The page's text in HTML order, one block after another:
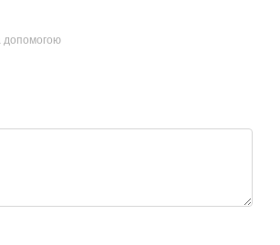
допомогою